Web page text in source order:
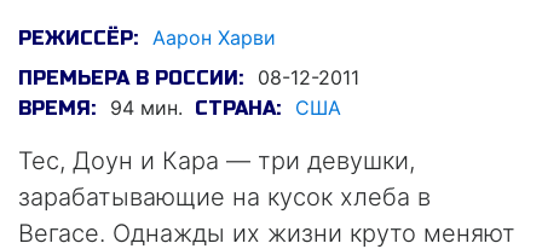
РЕЖИССЁР: Аарон Харви
ПРЕМЬЕРА В РОССИИ: 08-12-2011
ВРЕМЯ: 94 мин. СТРАНА: США
Тес, Доун и Кара — три девушки,
зарабатывающие на кусок хлеба в
Вегасе. Однажды их жизни круто меняют